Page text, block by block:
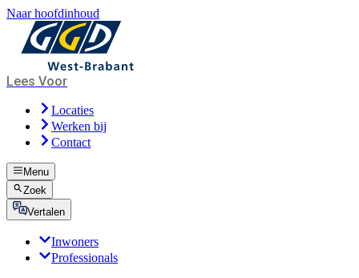
Naar hoofdinhoud
Lees Voor
Locaties
Werken bij
Contact
Menu
Zoek
Vertalen
Inwoners
Professionals